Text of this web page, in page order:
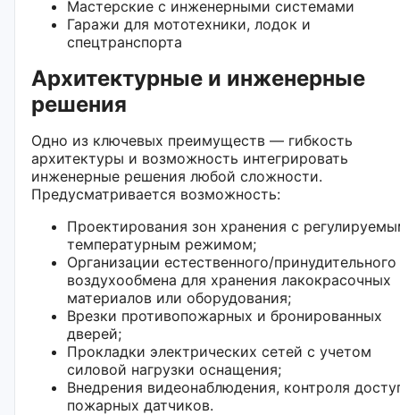
Мастерские с инженерными системами
Гаражи для мототехники, лодок и
спецтранспорта
Архитектурные и инженерные
решения
Одно из ключевых преимуществ — гибкость
архитектуры и возможность интегрировать
инженерные решения любой сложности.
Предусматривается возможность:
Проектирования зон хранения с
температурным режимом;
Организации естественного/принудительного
воздухообмена для хранения лакокрасочных
материалов или оборудования;
Врезки противопожарных и бронированных
дверей;
Прокладки электрических сетей с учетом
силовой нагрузки оснащения;
Внедрения видеонаблюдения, контроля
пожарных датчиков.